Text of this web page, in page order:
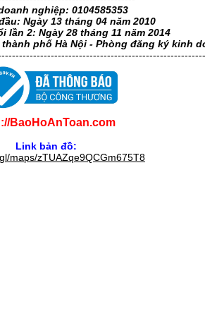
nghiệp: 0104585353
Ngày 13 tháng 04 năm 2010
lần 2: Ngày 28 tháng 11 năm 2014
phố Hà Nội - Phòng đăng ký kinh
BaoHoAnToan.com
Link bản đồ:
maps/zTUAZqe9QCGm675T8